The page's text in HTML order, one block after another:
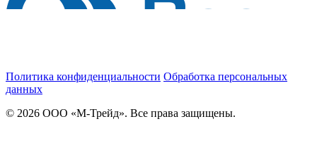
Политика конфиденциальности Обработка персональных
данных
© 2026 ООО «М-Трейд». Все права защищены.